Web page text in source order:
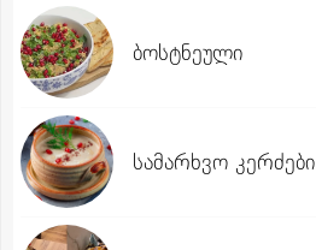
ბოსტნეული
სამარხვო კერძები